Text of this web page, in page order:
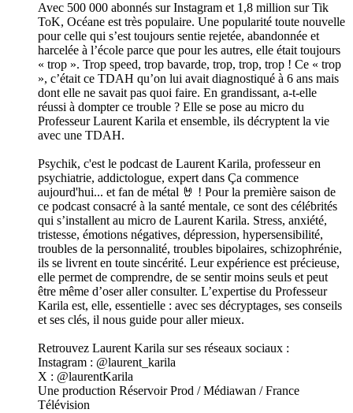
Avec 500 000 abonnés sur Instagram et 1,8 million sur Tik
ToK, Océane est très populaire. Une popularité toute nouvelle
pour celle qui s’est toujours sentie rejetée, abandonnée et
harcelée à l’école parce que pour les autres, elle était toujours
« trop ». Trop speed, trop bavarde, trop, trop, trop ! Ce « trop
», c’était ce TDAH qu’on lui avait diagnostiqué à 6 ans mais
dont elle ne savait pas quoi faire. En grandissant, a-t-elle
réussi à dompter ce trouble ? Elle se pose au micro du
Professeur Laurent Karila et ensemble, ils décryptent la vie
avec une TDAH.
Psychik, c'est le podcast de Laurent Karila, professeur en
psychiatrie, addictologue, expert dans Ça commence
aujourd'hui... et fan de métal 🤘 ! Pour la première saison de
ce podcast consacré à la santé mentale, ce sont des célébrités
qui s’installent au micro de Laurent Karila. Stress, anxiété,
tristesse, émotions négatives, dépression, hypersensibilité,
troubles de la personnalité, troubles bipolaires, schizophrénie,
ils se livrent en toute sincérité. Leur expérience est précieuse,
elle permet de comprendre, de se sentir moins seuls et peut
être même d’oser aller consulter. L’expertise du Professeur
Karila est, elle, essentielle : avec ses décryptages, ses conseils
et ses clés, il nous guide pour aller mieux.
Retrouvez Laurent Karila sur ses réseaux sociaux :
Instagram : @laurent_karila
X : @laurentKarila
Une production Réservoir Prod / Médiawan / France
Télévision